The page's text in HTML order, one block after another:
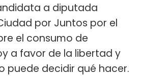
a diputada
por Juntos por el
el consumo de
a favor de la libertad y
puede decidir qué hacer.